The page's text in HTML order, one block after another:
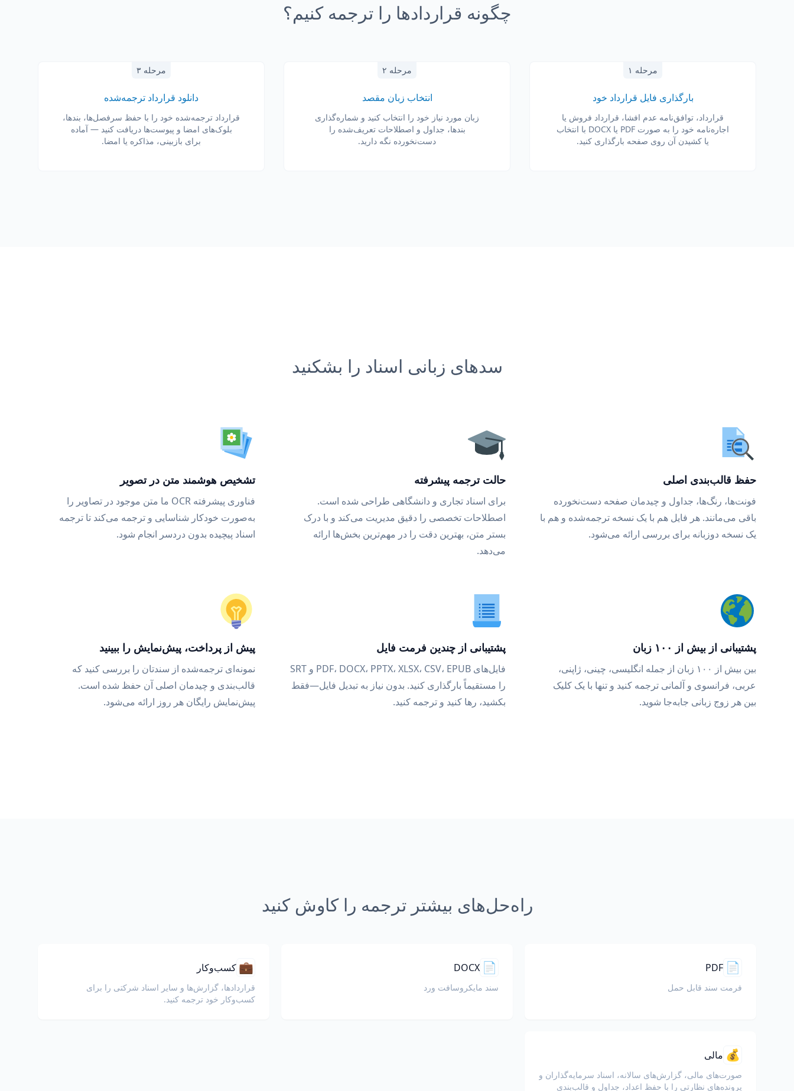
چگونه قراردادها را ترجمه کنیم؟
مرحله ۱
بارگذاری فایل قرارداد خود
قرارداد، توافق‌نامه عدم افشا، قرارداد فروش یا
اجاره‌نامه خود را به صورت PDF یا DOCX با انتخاب
یا کشیدن آن روی صفحه بارگذاری کنید.
مرحله ۲
انتخاب زبان مقصد
زبان مورد نیاز خود را انتخاب کنید و شماره‌گذاری
بندها، جداول و اصطلاحات تعریف‌شده را
دست‌نخورده نگه دارید.
مرحله ۳
دانلود قرارداد ترجمه‌شده
قرارداد ترجمه‌شده خود را با حفظ سرفصل‌ها، بندها،
بلوک‌های امضا و پیوست‌ها دریافت کنید — آماده
برای بازبینی، مذاکره یا امضا.
سدهای زبانی اسناد را بشکنید
حفظ قالب‌بندی اصلی
فونت‌ها، رنگ‌ها، جداول و چیدمان صفحه دست‌نخورده
باقی می‌مانند. هر فایل هم با یک نسخه ترجمه‌شده و هم با
یک نسخه دوزبانه برای بررسی ارائه می‌شود.
حالت ترجمه پیشرفته
برای اسناد تجاری و دانشگاهی طراحی شده است.
اصطلاحات تخصصی را دقیق مدیریت می‌کند و با درک
بستر متن، بهترین دقت را در مهم‌ترین بخش‌ها ارائه
می‌دهد.
تشخیص هوشمند متن در تصویر
فناوری پیشرفته OCR ما متن موجود در تصاویر را
به‌صورت خودکار شناسایی و ترجمه می‌کند تا ترجمه
اسناد پیچیده بدون دردسر انجام شود.
پشتیبانی از بیش از ۱۰۰ زبان
بین بیش از ۱۰۰ زبان از جمله انگلیسی، چینی، ژاپنی،
عربی، فرانسوی و آلمانی ترجمه کنید و تنها با یک کلیک
بین هر زوج زبانی جابه‌جا شوید.
پشتیبانی از چندین فرمت فایل
فایل‌های PDF، DOCX، PPTX، XLSX، CSV، EPUB و SRT
را مستقیماً بارگذاری کنید. بدون نیاز به تبدیل فایل—فقط
بکشید، رها کنید و ترجمه کنید.
پیش از پرداخت، پیش‌نمایش را ببینید
نمونه‌ای ترجمه‌شده از سندتان را بررسی کنید که
قالب‌بندی و چیدمان اصلی آن حفظ شده است.
پیش‌نمایش رایگان هر روز ارائه می‌شود.
راه‌حل‌های بیشتر ترجمه را کاوش کنید
📄
PDF
فرمت سند قابل حمل
📄
DOCX
سند مایکروسافت ورد
💼 کسب‌وکار
قراردادها، گزارش‌ها و سایر اسناد شرکتی را برای
کسب‌وکار خود ترجمه کنید.
💰 مالی
صورت‌های مالی، گزارش‌های سالانه، اسناد سرمایه‌گذاران و
پرونده‌های نظارتی را با حفظ اعداد، جداول و قالب‌بندی